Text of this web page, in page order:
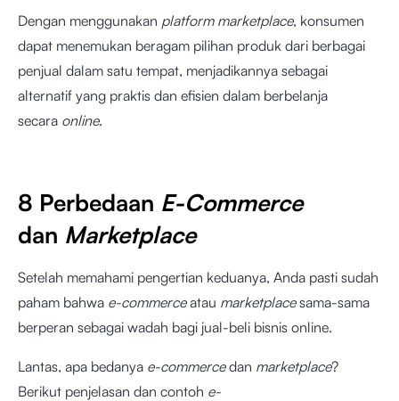
Dengan menggunakan platform marketplace, konsumen
dapat menemukan beragam pilihan produk dari berbagai
penjual dalam satu tempat, menjadikannya sebagai
alternatif yang praktis dan efisien dalam berbelanja
secara online.
8 Perbedaan E-Commerce
dan Marketplace
Setelah memahami pengertian keduanya, Anda pasti sudah
paham bahwa e-commerceatau marketplacesama-sama
berperan sebagai wadah bagi jual-beli bisnis online.
Lantas, apa bedanya e-commercedan marketplace?
Berikut penjelasan dan contoh e-